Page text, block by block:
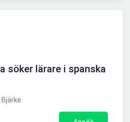
söker lärare i spanska